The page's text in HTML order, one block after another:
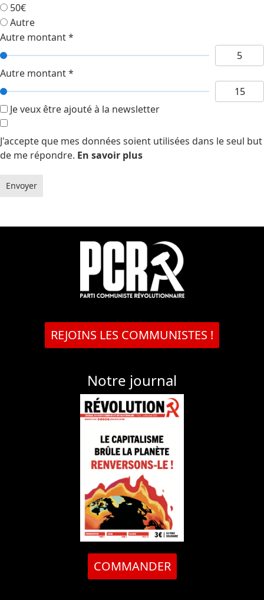
50€
Autre
Autre montant*
Autre montant*
Je veux être ajouté à la newsletter
J'accepte que mes données soient utilisées dans le seul but
de me répondre. En savoir plus
Envoyer
REJOINS LES COMMUNISTES !
Notre journal
COMMANDER